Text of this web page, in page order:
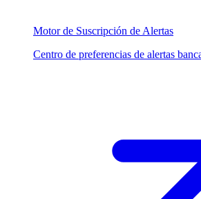
Motor de Suscripción de Alertas
Centro de preferencias de alertas